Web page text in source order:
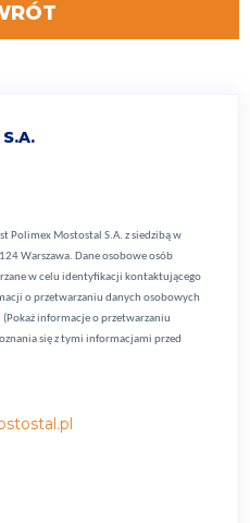
Polimex Mostostal S.A. z siedzibą w
Warszawa. Dane osobowe osób
w celu identyfikacji kontaktującego
o przetwarzaniu danych osobowych
informacje o przetwarzaniu
się z tymi informacjami przed